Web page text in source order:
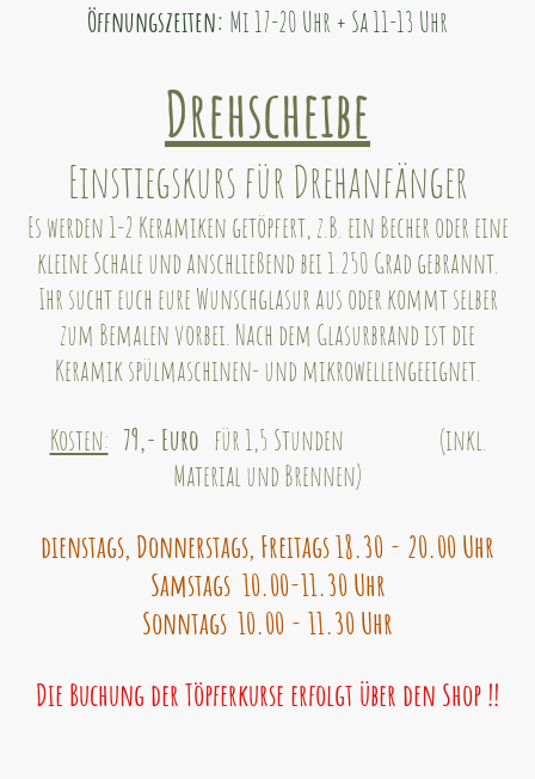
Öffnungszeiten: Mi 17-20 Uhr + Sa 11-13 Uhr
Drehscheibe
Einstiegskurs für Drehanfänger
Es werden 1-2 Keramiken getöpfert, z.B. ein Becher oder eine
kleine Schale und anschließend bei 1.250 Grad gebrannt.
Ihr sucht euch eure Wunschglasur aus oder kommt selber
zum Bemalen vorbei. Nach dem Glasurbrand ist die
Keramik spülmaschinen- und mikrowellengeeignet.
Kosten: 79,- Euro für 1,5 Stunden (inkl.
Material und Brennen)
dienstags, Donnerstags, Freitags 18.30 - 20.00 Uhr
Samstags 10.00-11.30 Uhr
Sonntags 10.00 - 11.30 Uhr
Die Buchung der Töpferkurse erfolgt über den Shop !!